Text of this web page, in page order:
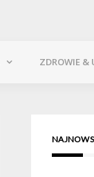
ZDROWIE &